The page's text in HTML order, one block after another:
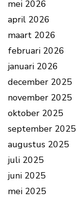
mei 2026
april 2026
maart 2026
februari 2026
januari 2026
december 2025
november 2025
oktober 2025
september 2025
augustus 2025
juli 2025
juni 2025
mei 2025